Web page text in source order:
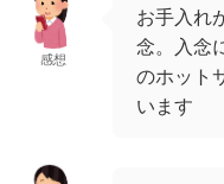
感想
お手入れ
念。入念
のホット
います